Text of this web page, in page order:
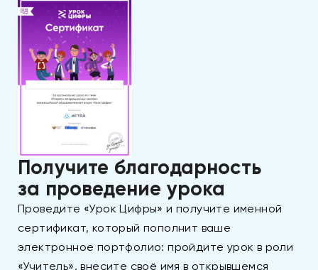
Получите благодарность
за проведение урока
Проведите «Урок Цифры» и получите именной
сертификат, который пополнит ваше
электронное портфолио: пройдите урок в роли
«Учитель», внесите своё имя в открывшемся